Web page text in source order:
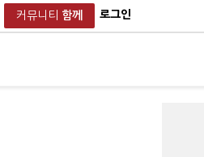
커뮤니티 함께 로그인